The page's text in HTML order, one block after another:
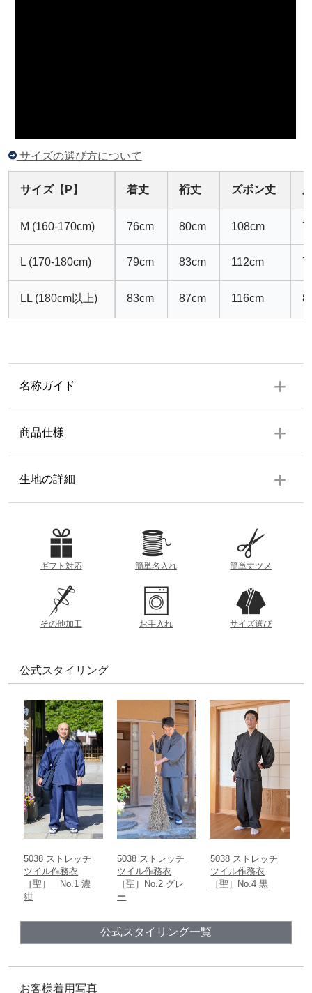
サイズの選び方について
サイズ【P】 着丈 裄丈 ズボン丈
M (160-170cm) 76cm 80cm 108cm
L (170-180cm) 79cm 83cm 112cm
LL (180cm以上) 83cm 87cm 116cm
名称ガイド
裄丈
衿の中央から袖までの直線距離
ズボン丈
ウエストから裾までの直線距離
股下
内股合わせから内股の縫い目に沿った裾までの直線距離
ウエスト
胴回り一周の長さ
商品仕様
上着
上前身頃内ポケット、下前身頃ファスナー付ポケット・袖
ゴム・身八つ口・背当て・肩当て・両脇スリット有り
ズボン
ウエスト総ゴム・ウエスト共布紐・ファスナー付・裾ゴ
ム・膝当て・尻当て・ポケット左右各1個・右後ろポケット
素材
洗濯方法
洗濯機（ネット使用）
製造
日本
生地の詳細
参考重量 (Lサイズ)
約790g
透け感
あり
なし
おすすめの季節
春
夏 秋 冬
ギフト対応 簡単名入れ 簡単丈ツメ
その他加工 お手入れ サイズ選び
公式スタイリング
5038 ストレッチ
ツイル作務衣
［聖］ No.1 濃
紺
5038 ストレッチ
ツイル作務衣
［聖］No.2 グレ
ー
5038 ストレッチ
ツイル作務衣
［聖］No.4 黒
公式スタイリング一覧
お客様着用写真